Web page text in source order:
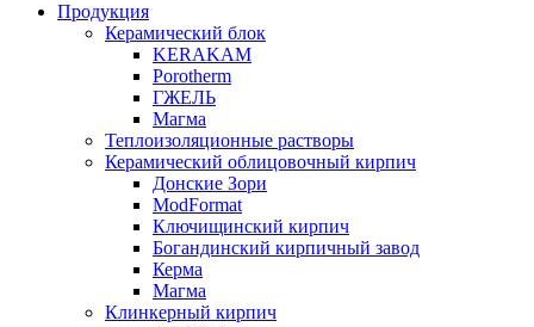
Продукция
Керамический блок
KERAKAM
Porotherm
ГЖЕЛЬ
Магма
Теплоизоляционные растворы
Керамический облицовочный кирпич
Донские Зори
ModFormat
Ключищинский кирпич
Богандинский кирпичный завод
Керма
Магма
Клинкерный кирпич